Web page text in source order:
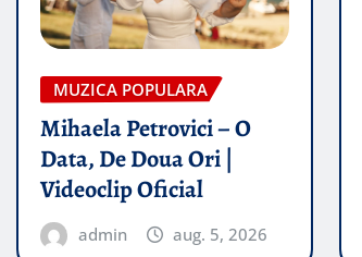
MUZICA POPULARA
Mihaela Petrovici – O
Data, De Doua Ori |
Videoclip Oficial
admin aug. 5, 2026